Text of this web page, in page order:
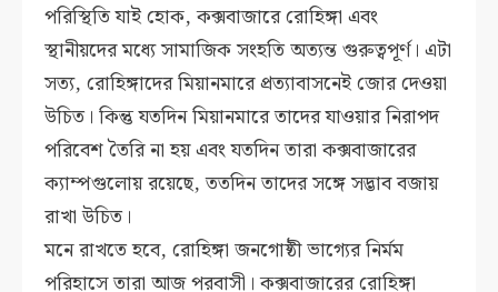
পরিস্থিতি যাই হোক, কক্সবাজারে রোহিঙ্গা এবং
স্থানীয়দের মধ্যে সামাজিক সংহতি অত্যন্ত গুরুত্বপূর্ণ। এটা
সত্য, রোহিঙ্গাদের মিয়ানমারে প্রত্যাবাসনেই জোর দেওয়া
উচিত। কিন্তু যতদিন মিয়ানমারে তাদের যাওয়ার নিরাপদ
পরিবেশ তৈরি না হয় এবং যতদিন তারা কক্সবাজারের
ক্যাম্পগুলোয় রয়েছে, ততদিন তাদের সঙ্গে সদ্ভাব বজায়
রাখা উচিত।
মনে রাখতে হবে, রোহিঙ্গা জনগোষ্ঠী ভাগ্যের নির্মম
পরিহাসে তারা আজ পরবাসী। কক্সবাজারের রোহিঙ্গা